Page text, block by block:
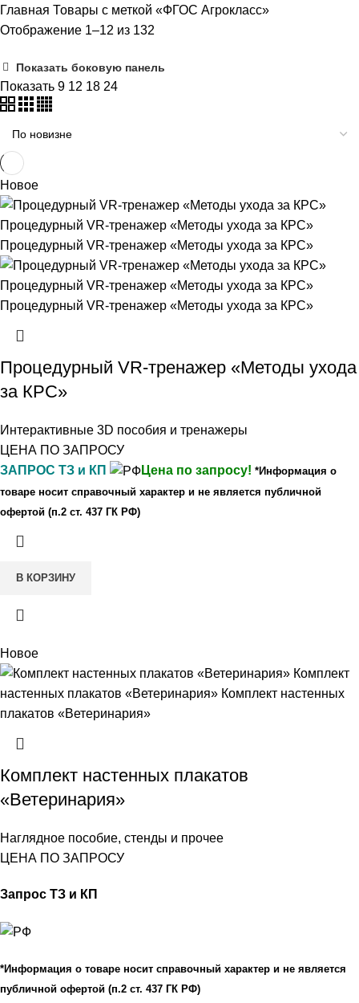
Главная Товары с меткой «ФГОС Агрокласс»
Отображение 1–12 из 132
недавние
Показать боковую панель
Показать 9 12 18 24
Новое
Процедурный VR-тренажер «Методы ухода
за КРС»
Интерактивные 3D пособия и тренажеры
ЦЕНА ПО ЗАПРОСУ
ЗАПРОС ТЗ и КП
Цена по запросу! *Информация о
товаре носит справочный характер и не является публичной
офертой (п.2 ст. 437 ГК РФ)
В КОРЗИНУ
Новое
Комплект настенных плакатов
«Ветеринария»
Наглядное пособие, стенды и прочее
ЦЕНА ПО ЗАПРОСУ
Запрос ТЗ и КП
*Информация о товаре носит справочный характер и не является
публичной офертой (п.2 ст. 437 ГК РФ)